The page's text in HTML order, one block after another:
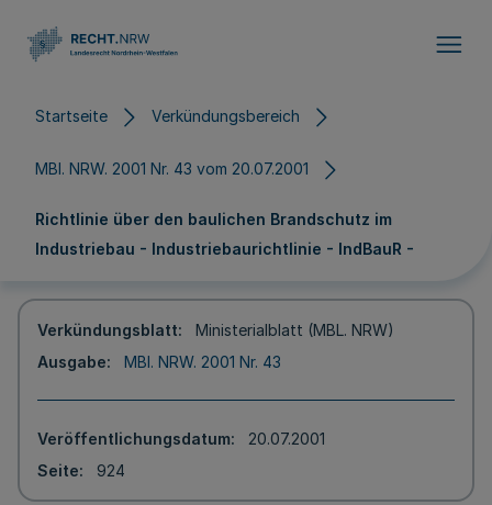
Startseite Verkündungsbereich
MBl. NRW. 2001 Nr. 43 vom 20.07.2001
Richtlinie über den baulichen Brandschutz im
Industriebau - Industriebaurichtlinie - IndBauR -
Verkündungsblatt
Ministerialblatt (MBL. NRW)
Ausgabe
MBl. NRW. 2001 Nr. 43
Veröffentlichungsdatum
20.07.2001
Seite
924